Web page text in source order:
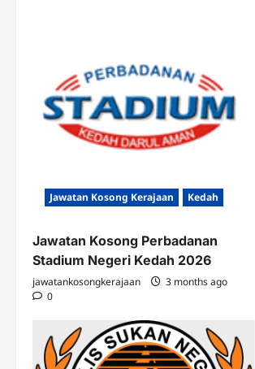
Jawatan Kosong Kerajaan Kedah
Jawatan Kosong Perbadanan
Stadium Negeri Kedah 2026
jawatankosongkerajaan
3 months ago
0